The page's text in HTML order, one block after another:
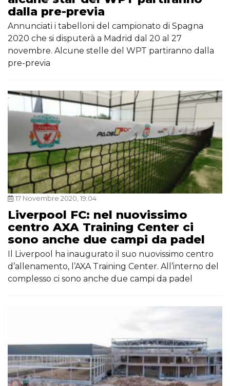
dalla pre-previa
Annunciati i tabelloni del campionato di Spagna
2020 che si disputerà a Madrid dal 20 al 27
novembre. Alcune stelle del WPT partiranno dalla
pre-previa
17 Novembre 2020, 19:04
Liverpool FC: nel nuovissimo
centro AXA Training Center ci
sono anche due campi da padel
Il Liverpool ha inaugurato il suo nuovissimo centro
d’allenamento, l’AXA Training Center. All’interno del
complesso ci sono anche due campi da padel